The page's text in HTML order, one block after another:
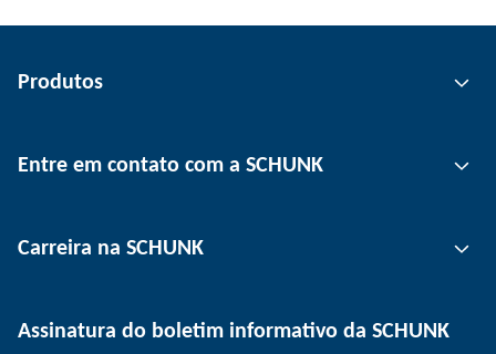
Produtos
Tecnologia de automação
Tecnologia de fixação de peças
Entre em contato com a SCHUNK
Unidades
Eventos
Carreira na SCHUNK
SCHUNK como empregador
Assinatura do boletim informativo da SCHUNK